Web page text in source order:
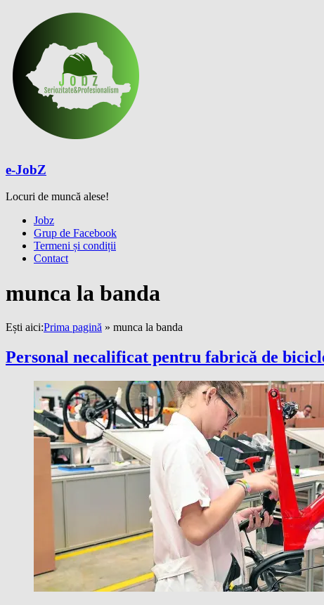
content
e-JobZ
Locuri de muncă alese!
Meniu Jobz
Grup de Facebook
Termeni și condiții
Contact
munca la banda
Ești aici:Prima pagină » munca la banda
Personal necalificat pentru fabrică de